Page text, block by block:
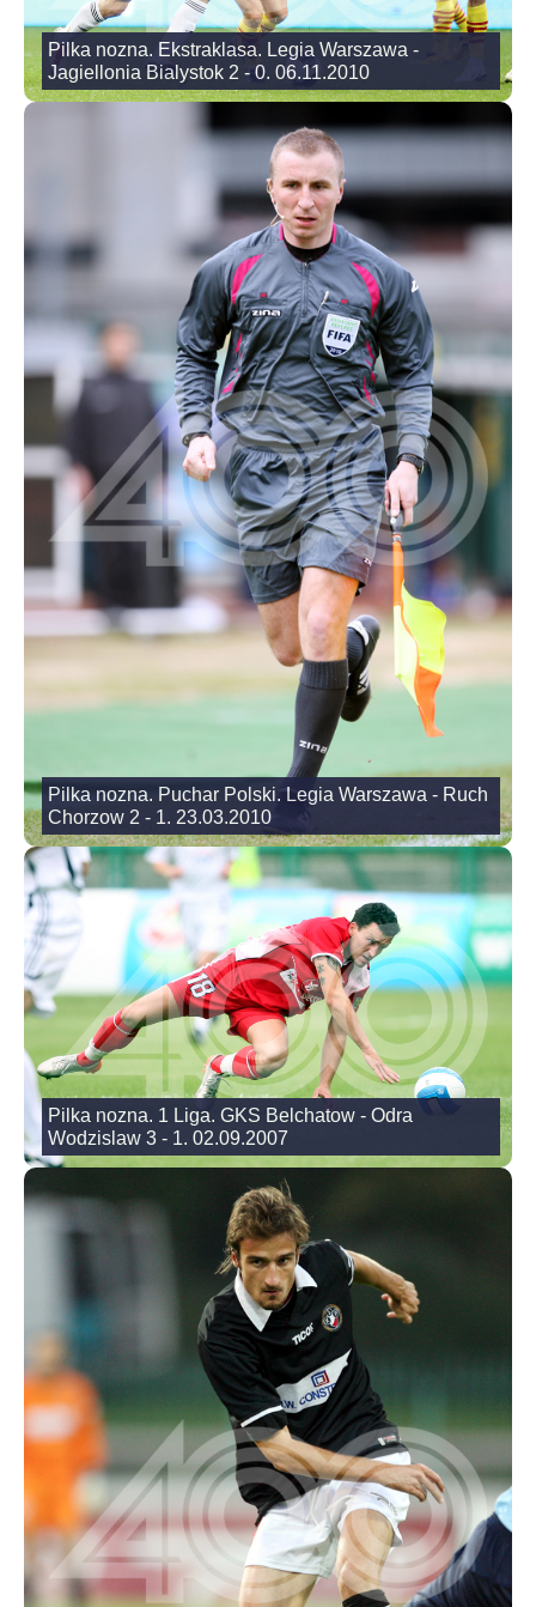
Pilka nozna. Ekstraklasa. Legia Warszawa -
Jagiellonia Bialystok 2 - 0. 06.11.2010
Pilka nozna. Puchar Polski. Legia Warszawa - Ruch
Chorzow 2 - 1. 23.03.2010
Pilka nozna. 1 Liga. GKS Belchatow - Odra
Wodzislaw 3 - 1. 02.09.2007